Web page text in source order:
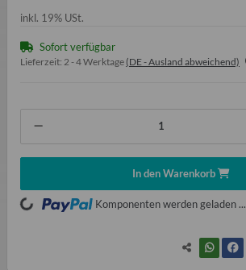
inkl. 19% USt.
Sofort verfügbar
Lieferzeit: 2 - 4 Werktage (DE - Ausland abweichend)
In den Warenkorb
Komponenten werden geladen ...